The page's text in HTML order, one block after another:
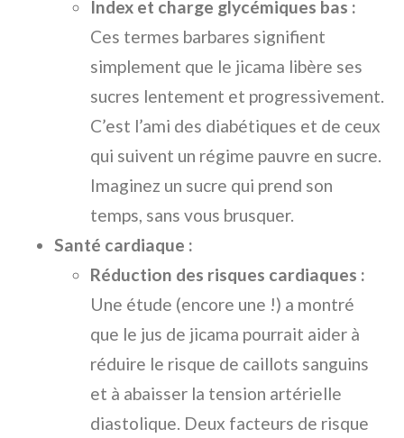
Index et charge glycémiques bas :
Ces termes barbares signifient
simplement que le jicama libère ses
sucres lentement et progressivement.
C’est l’ami des diabétiques et de ceux
qui suivent un régime pauvre en sucre.
Imaginez un sucre qui prend son
temps, sans vous brusquer.
Santé cardiaque :
Réduction des risques cardiaques :
Une étude (encore une !) a montré
que le jus de jicama pourrait aider à
réduire le risque de caillots sanguins
et à abaisser la tension artérielle
diastolique. Deux facteurs de risque